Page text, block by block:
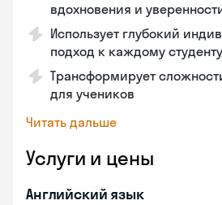
вдохновения и
Использует глубокий
подход к каждому студенту
Трансформирует
для учеников
Читать дальше
Услуги и цены
Английский язык